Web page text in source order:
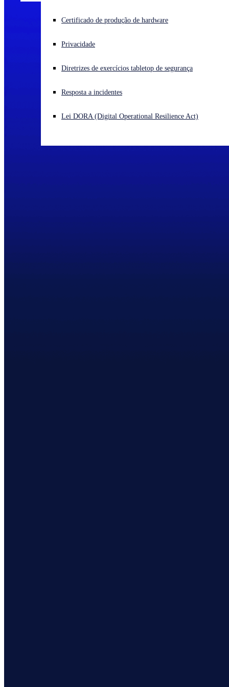
Enfrentando um ataque cibernético? Obtenha ajuda imediata
Português (Brasil) Open language switcher
Certificado de produção de hardware
Privacidade
Diretrizes de exercícios tabletop de segurança
Resposta a incidentes
Lei DORA (Digital Operational Resilience Act)